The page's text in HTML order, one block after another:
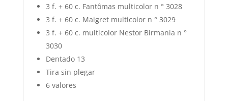
3 f. + 60 c. Fantômas multicolor n ° 3028
3 f. + 60 c. Maigret multicolor n ° 3029
3 f. + 60 c. multicolor Nestor Birmania n °
3030
Dentado 13
Tira sin plegar
6 valores